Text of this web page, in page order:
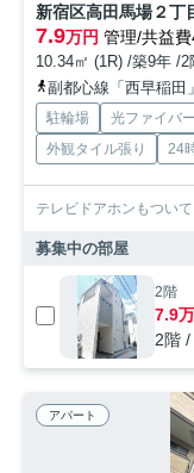
新宿区高田馬場２丁
7.9万円 管理/共益
10.34㎡ (1R) /築9年 /2
副都心線「西早稲田
駐輪場 光ファイバー
外観タイル張り
24
テレビドアホンもつい
募集中の部屋
2階
7.9
2階
アパート